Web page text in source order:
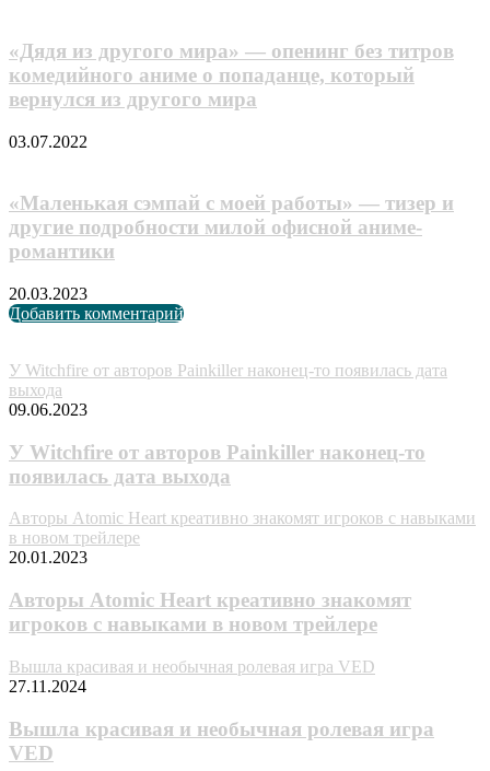
«Дядя из другого мира» — опенинг без титров
комедийного аниме о попаданце, который
вернулся из другого мира
03.07.2022
«Маленькая сэмпай с моей работы» — тизер и
другие подробности милой офисной аниме-
романтики
20.03.2023
Добавить комментарий
У Witchfire от авторов Painkiller наконец-то появилась дата
выхода
09.06.2023
У Witchfire от авторов Painkiller наконец-то
появилась дата выхода
Авторы Atomic Heart креативно знакомят игроков с навыками
в новом трейлере
20.01.2023
Авторы Atomic Heart креативно знакомят
игроков с навыками в новом трейлере
Вышла красивая и необычная ролевая игра VED
27.11.2024
Вышла красивая и необычная ролевая игра
VED